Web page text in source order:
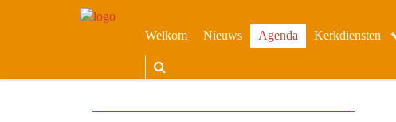
Welkom Nieuws Agenda Kerkdiensten